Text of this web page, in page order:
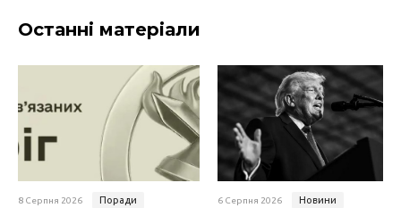
Останні матеріали
8 Серпня 2026 Поради 6 Серпня 2026 Новини